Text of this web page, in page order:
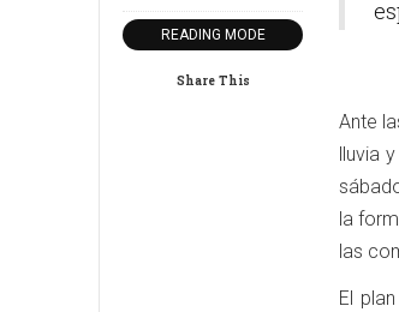
READING MODE
Share This
Ante
lluvia
la
las
El